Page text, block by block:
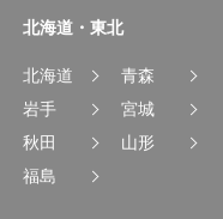
北海道・東北
北海道
青森
岩手
宮城
秋田
山形
福島